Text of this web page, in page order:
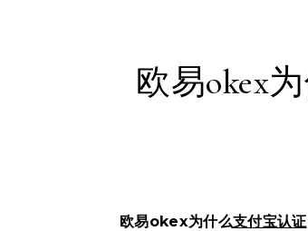
欧易okex
欧易okex为什么支付宝认证